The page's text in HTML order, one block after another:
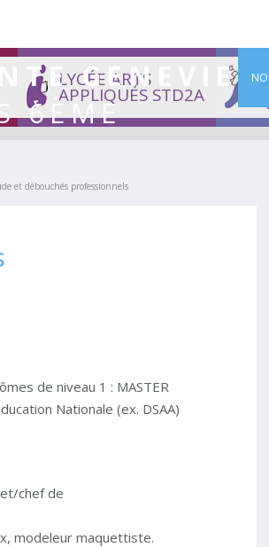
6ÈME
LYCÉE ARTS
APPLIQUÉS STD2A
et débouchés professionnels
de niveau 1 : MASTER
Nationale (ex. DSAA)
chef de
modeleur maquettiste.